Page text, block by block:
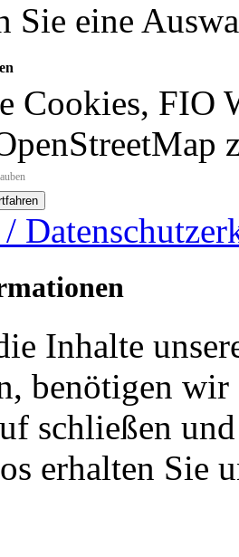
Sie eine
Cookies, FIO
Inhalte
benötigen
schließen
erhalten Sie